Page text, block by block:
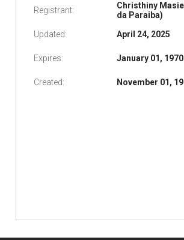
Registrant:
Christhiny
da Paraiba)
Updated:
April 24, 2025
Expires: January 01, 1970
Created: November 01,